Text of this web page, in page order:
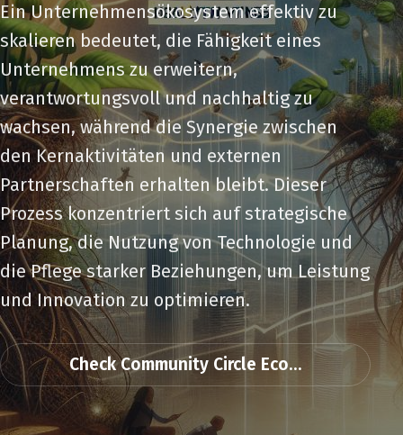
Ein Unternehmensökosystem effektiv zu
skalieren bedeutet, die Fähigkeit eines
Unternehmens zu erweitern,
verantwortungsvoll und nachhaltig zu
wachsen, während die Synergie zwischen
den Kernaktivitäten und externen
Partnerschaften erhalten bleibt. Dieser
Prozess konzentriert sich auf strategische
Planung, die Nutzung von Technologie und
die Pflege starker Beziehungen, um Leistung
und Innovation zu optimieren.
Check Community Circle Eco...